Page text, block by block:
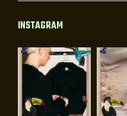
INSTAGRAM